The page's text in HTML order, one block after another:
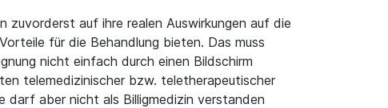
zuvorderst auf ihre realen Auswirkungen auf die
für die Behandlung bieten. Das muss
nicht einfach durch einen Bildschirm
telemedizinischer bzw. teletherapeutischer
darf aber nicht als Billigmedizin verstanden